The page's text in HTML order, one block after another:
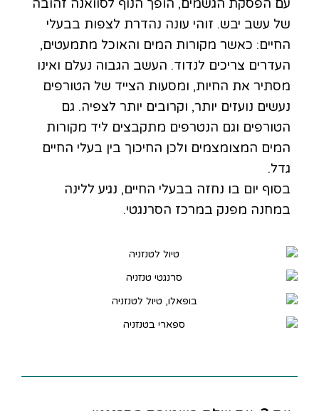
עם הפסקת הגשמים, הופך הנוף לסוואנה זהובה
של עשב יבש. זוהי עונה נהדרת לצפות בבעלי
החיים: כאשר מקורות המים והאוכל מתמעטים,
העדרים צריכים לנדוד. העשב הגבוה נעלם ואינו
מסתיר את החיות, ומסעות הצייד של הטורפים
נעשים נועזים יותר, וקרובים יותר לצפיה. גם
הטורפים וגם הנטרפים מתקבצים ליד מקורות
המים המצומצמים ולכן החיכוך בין בעלי החיים
גדל.
בסוף יום בו נחזה בבעלי החיים, נגיע ללינה
במחנה מפנק במרכז הסרנגטי.